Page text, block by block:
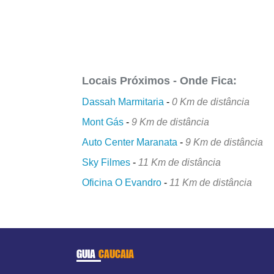
Locais Próximos - Onde Fica:
Dassah Marmitaria -0 Km de distância
Mont Gás -9 Km de distância
Auto Center Maranata -9 Km de distância
Sky Filmes - 11 Km de distância
Oficina O Evandro - 11 Km de distância
GUIACAUCAIA